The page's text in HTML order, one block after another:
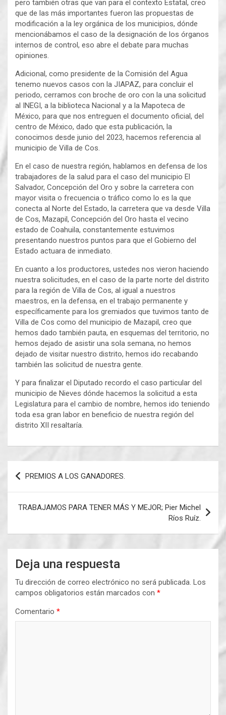
pero también otras que van para el contexto Estatal, creo
que de las más importantes fueron las propuestas de
modificación a la ley orgánica de los municipios, dónde
mencionábamos el caso de la designación de los órganos
internos de control, eso abre el debate para muchas
opiniones.
Adicional, como presidente de la Comisión del Agua
tenemo nuevos casos con la JIAPAZ, para concluir el
periodo, cerramos con broche de oro con la una solicitud
al INEGI, a la biblioteca Nacional y a la Mapoteca de
México, para que nos entreguen el documento oficial, del
centro de México, dado que esta publicación, la
conocimos desde junio del 2023, hacemos referencia al
municipio de Villa de Cos.
En el caso de nuestra región, hablamos en defensa de los
trabajadores de la salud para el caso del municipio El
Salvador, Concepción del Oro y sobre la carretera con
mayor visita o frecuencia o tráfico como lo es la que
conecta al Norte del Estado, la carretera que va desde Villa
de Cos, Mazapil, Concepción del Oro hasta el vecino
estado de Coahuila, constantemente estuvimos
presentando nuestros puntos para que el Gobierno del
Estado actuara de inmediato.
En cuanto a los productores, ustedes nos vieron haciendo
nuestra solicitudes, en el caso de la parte norte del distrito
para la región de Villa de Cos, al igual a nuestros
maestros, en la defensa, en el trabajo permanente y
específicamente para los gremiados que tuvimos tanto de
Villa de Cos como del municipio de Mazapil, creo que
hemos dado también pauta, en esquemas del territorio, no
hemos dejado de asistir una sola semana, no hemos
dejado de visitar nuestro distrito, hemos ido recabando
también las solicitud de nuestra gente.
Y para finalizar el Diputado recordo el caso particular del
municipio de Nieves dónde hacemos la solicitud a esta
Legislatura para el cambio de nombre, hemos ido teniendo
toda esa gran labor en beneficio de nuestra región del
distrito XII resaltaría.
Navegación
de
entradas
PREMIOS A LOS GANADORES.
TRABAJAMOS PARA TENER MÁS Y MEJOR; Pier Michel
Ríos Ruíz.
Deja una respuesta
Tu dirección de correo electrónico no será publicada. Los
campos obligatorios están marcados con *
Comentario *